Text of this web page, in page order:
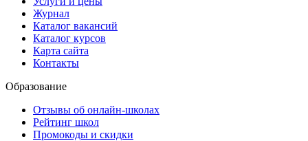
Журнал
Каталог вакансий
Каталог курсов
Карта сайта
Контакты
Образование
Отзывы об онлайн-школах
Рейтинг школ
Промокоды и скидки